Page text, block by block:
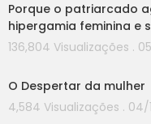
Porque o patriarcado
hipergamia feminina e
136,804 Visualizações .
O Despertar da mulher
4,584 Visualizações . 04/